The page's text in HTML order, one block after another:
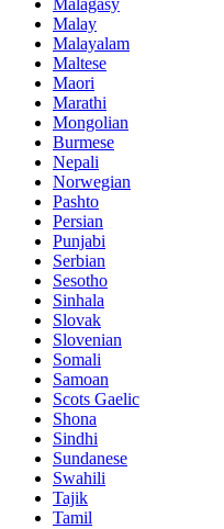
Malagasy
Malay
Malayalam
Maltese
Maori
Marathi
Mongolian
Burmese
Nepali
Norwegian
Pashto
Persian
Punjabi
Serbian
Sesotho
Sinhala
Slovak
Slovenian
Somali
Samoan
Scots Gaelic
Shona
Sindhi
Sundanese
Swahili
Tajik
Tamil